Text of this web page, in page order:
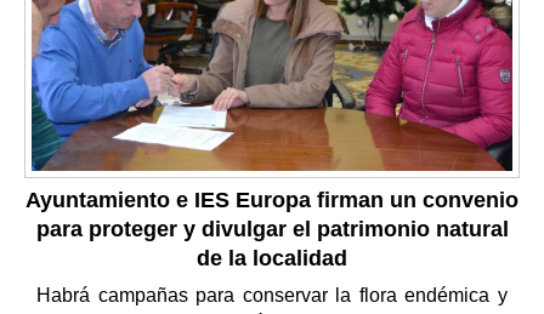
Ayuntamiento e IES Europa firman un convenio
para proteger y divulgar el patrimonio natural
de la localidad
Habrá campañas para conservar la flora endémica y